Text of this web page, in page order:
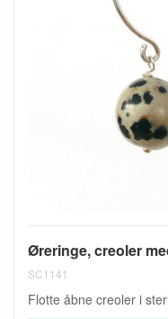
Øreringe, creoler
SC1141
Flotte åbne creoler i